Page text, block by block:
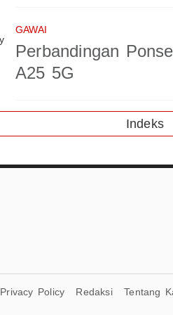
GAWAI
Perbandingan
A25 5G
Indeks
Privacy Policy Redaksi Tentang